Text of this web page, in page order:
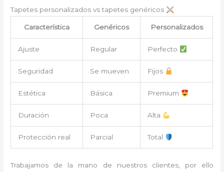
Tapetes personalizados vs tapetes genéricos
Característica Genéricos Personalizados
Ajuste Regular Perfecto
Seguridad Se mueven Fijos
Estética Básica Premium
Duración Poca Alta
Protección real Parcial Total
Trabajamos de la mano de nuestros clientes, por ello